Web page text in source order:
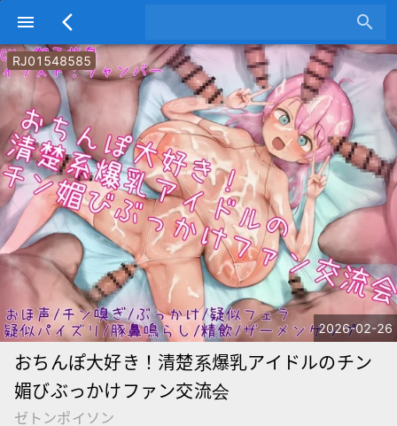
menu arrow_back_ios search
RJ01548585
2026-02-26
おちんぽ大好き！清楚系爆乳アイドルのチン
媚びぶっかけファン交流会
ゼトンポイソン